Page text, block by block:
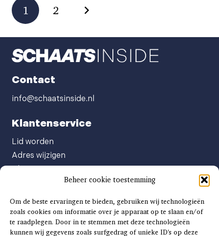
Beheer cookie toestemming
Om de beste ervaringen te bieden, gebruiken wij technologieën
zoals cookies om informatie over je apparaat op te slaan en/of
te raadplegen. Door in te stemmen met deze technologieën
kunnen wij gegevens zoals surfgedrag of unieke ID's op deze
1 2
Contact
info@schaatsinside.nl
Klantenservice
Lid worden
Adres wijzigen
Abonnement opzeggen
Afgeven automatische incasso
Factuur betalen
Klachtenformulier